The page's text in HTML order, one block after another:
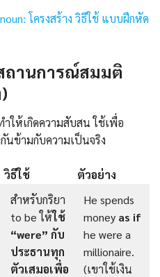
โครงสร้าง วิธีใช้ แบบฝึกหัด
ถานการณ์สมมติ
ให้เกิดความสับสน ใช้เพื่อ
นข้ามกับความเป็นจริง
วิธีใช้
ตัวอย่าง
สำหรับกริยา
to be ให้ใช้
“were” กับ
ประธานทุก
ตัวเสมอเพื่อ
He spends
money as if
he were a
millionaire.
(เขาใช้เงิน